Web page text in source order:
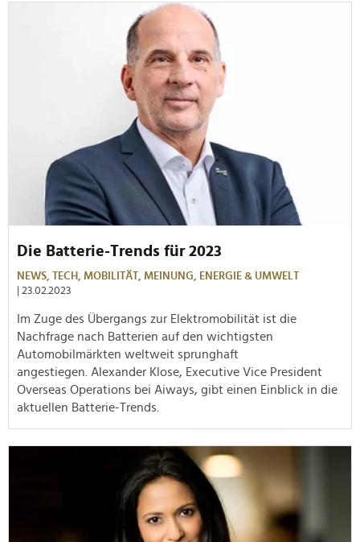
Die Batterie-Trends für 2023
NEWS, TECH, MOBILITÄT, MEINUNG, ENERGIE & UMWELT
| 23.02.2023
Im Zuge des Übergangs zur Elektromobilität ist die
Nachfrage nach Batterien auf den wichtigsten
Automobilmärkten weltweit sprunghaft
angestiegen. Alexander Klose, Executive Vice President
Overseas Operations bei Aiways, gibt einen Einblick in die
aktuellen Batterie-Trends.